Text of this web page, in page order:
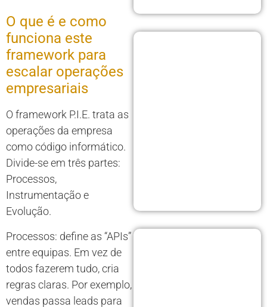
O que é e como
funciona este
framework para
escalar operações
empresariais
O framework P.I.E. trata as
operações da empresa
como código informático.
Divide-se em três partes:
Processos,
Instrumentação e
Evolução.
Processos: define as “APIs”
entre equipas. Em vez de
todos fazerem tudo, cria
regras claras. Por exemplo,
vendas passa leads para